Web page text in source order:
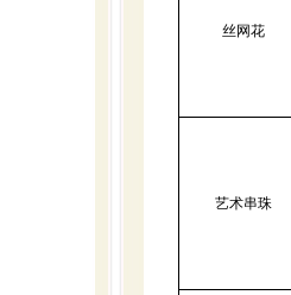
丝网花
艺术串珠